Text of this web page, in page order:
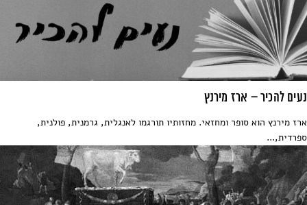
נעים להכיר – ארז מירנץ
ארז מירנץ הוא סופר ומחזאי. מחזותיו תורגמו לאנגלית, גרמנית, פולנית,
ספרדית,...